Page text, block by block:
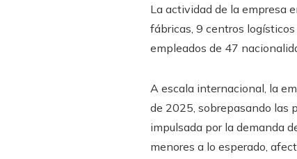
La actividad de la empresa
fábricas, 9 centros
empleados de 47
A escala internacional, la
de 2025, sobrepasando las
impulsada por la demanda
menores a lo esperado,